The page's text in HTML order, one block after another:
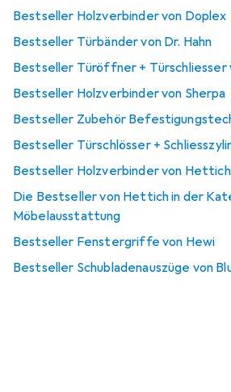
Bestseller Holzverbinder von Doplex
Bestseller Türbänder von Dr. Hahn
Bestseller Türöffner + Türschliesser
Bestseller Holzverbinder von Sherpa
Bestseller Zubehör
Bestseller Türschlösser +
Bestseller Holzverbinder von Hettich
Die Bestseller von Hettich in der
Möbelausstattung
Bestseller Fenstergriffe von Hewi
Bestseller Schubladenauszüge von